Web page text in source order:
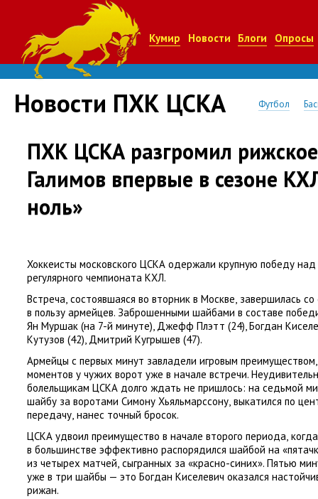
Кумир Новости Блоги Опросы
Новости ПХК ЦСКА Футбол
ПХК ЦСКА разгромил
Галимов впервые в сезоне
ноль»
Хоккеисты московского ЦСКА одержали крупную победу
регулярного чемпионата КХЛ.
Встреча, состоявшаяся во вторник в Москве, завершилась
в пользу армейцев. Заброшенными шайбами в составе
Ян Муршак (на 7-й минуте), Джефф Плэтт (24), Богдан
Кутузов (42), Дмитрий Кугрышев (47).
Армейцы с первых минут завладели игровым преимуществом,
моментов у чужих ворот уже в начале встречи.
болельщикам ЦСКА долго ждать не пришлось: на седьмой
шайбу за воротами Симону Хьяльмарссону, выкатился по
передачу, нанес точный бросок.
ЦСКА удвоил преимущество в начале второго периода,
в большинстве эффективно распорядился шайбой на
из четырех матчей, сыгранных за «красно-синих». Пятью
уже в три шайбы — это Богдан Киселевич оказался
рижан.